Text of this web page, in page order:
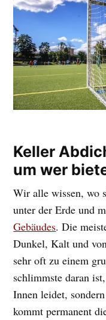
Keller
um wer
Wir alle wissen, wo
unter der Erde und
Gebäudes. Die
Dunkel, Kalt und
sehr oft zu einem
schlimmste daran
Innen leidet,
kommt permanent